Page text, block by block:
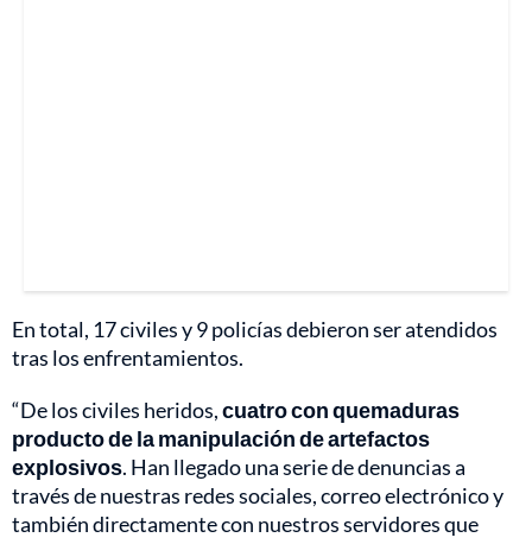
En total, 17 civiles y 9 policías debieron ser atendidos
tras los enfrentamientos.
“De los civiles heridos,cuatro con quemaduras
producto de la manipulación de artefactos
explosivos. Han llegado una serie de denuncias a
través de nuestras redes sociales, correo electrónico y
también directamente con nuestros servidores que